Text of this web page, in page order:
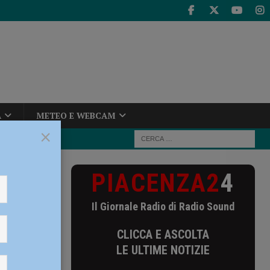
METEO E WEBCAM
del VO2
PIACENZA24
Il Giornale Radio di Radio Sound
CLICCA E ASCOLTA
LE ULTIME NOTIZIE
×